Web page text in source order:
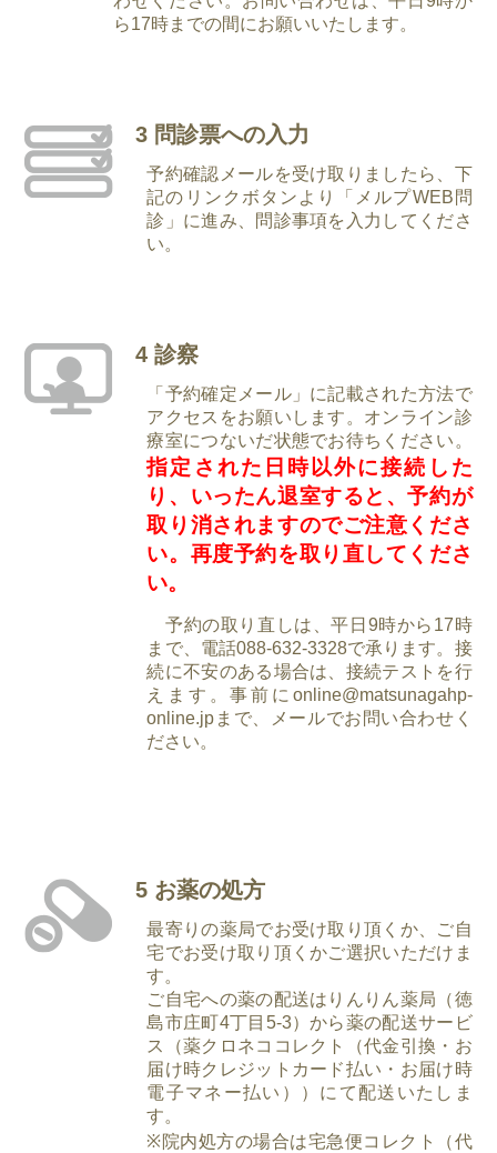
ら17時までの間にお願いいたします。
3 問診票への入力
予約確認メールを受け取りましたら、下
記のリンクボタンより「メルプWEB問
診」に進み、問診事項を入力してくださ
い。
4 診察
「予約確定メール」に記載された方法で
アクセスをお願いします。オンライン診
療室につないだ状態でお待ちください。
指定された日時以外に接続した
り、いったん退室すると、予約が
取り消されますのでご注意くださ
い。再度予約を取り直してくださ
い。
予約の取り直しは、平日9時から17時
まで、電話088-632-3328で承ります。接
続に不安のある場合は、接続テストを行
えます。事前にonline@matsunagahp-
online.jpまで、メールでお問い合わせく
ださい。
5 お薬の処方
最寄りの薬局でお受け取り頂くか、ご自
宅でお受け取り頂くかご選択いただけま
す。
ご自宅への薬の配送はりんりん薬局（徳
島市庄町4丁目5-3）から薬の配送サービ
ス（薬クロネココレクト（代金引換・お
届け時クレジットカード払い・お届け時
電子マネー払い））にて配送いたしま
す。
※院内処方の場合は宅急便コレクト（代